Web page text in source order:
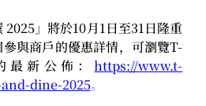
2025」將於10月1日至31日隆重
與商戶的優惠詳情，可瀏覽T-
最新公佈：https://www.t-
dine-2025。